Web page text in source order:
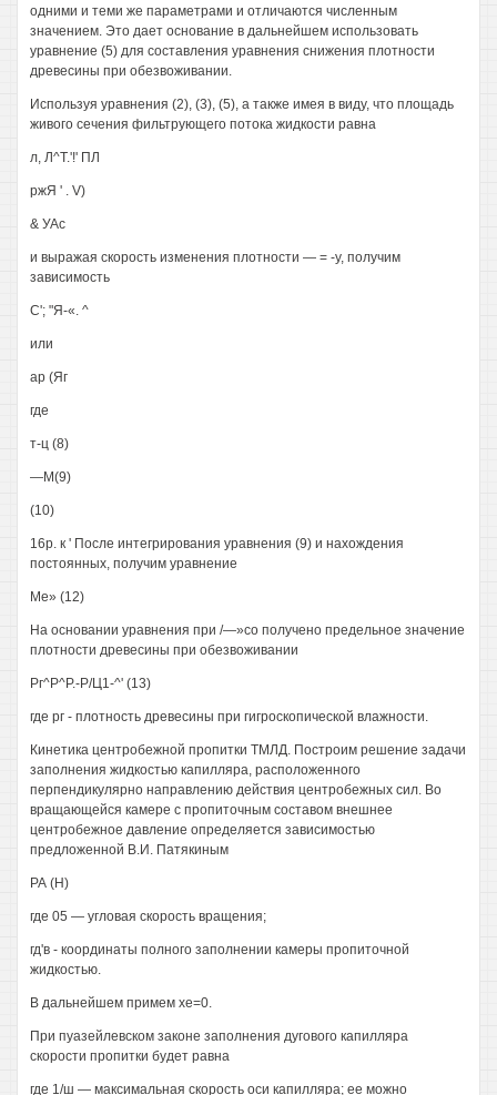
одними и теми же параметрами и отличаются численным
значением. Это дает основание в дальнейшем использовать
уравнение (5) для составления уравнения снижения плотности
древесины при обезвоживании.
Используя уравнения (2), (3), (5), а также имея в виду, что площадь
живого сечения фильтрующего потока жидкости равна
л, Л^Т.'!' ПЛ
ржЯ ' . V)
& УАс
и выражая скорость изменения плотности — = -у, получим
зависимость
С'; "Я-«. ^
или
ар (Яг
где
т-ц (8)
—М(9)
(10)
16р. к ' После интегрирования уравнения (9) и нахождения
постоянных, получим уравнение
Ме» (12)
На основании уравнения при /—»со получено предельное значение
плотности древесины при обезвоживании
Рг^Р^Р.-Р/Ц1-^' (13)
где рг - плотность древесины при гигроскопической влажности.
Кинетика центробежной пропитки ТМЛД. Построим решение задачи
заполнения жидкостью капилляра, расположенного
перпендикулярно направлению действия центробежных сил. Во
вращающейся камере с пропиточным составом внешнее
центробежное давление определяется зависимостью
предложенной В.И. Патякиным
РА (Н)
где 05 — угловая скорость вращения;
гд'в - координаты полного заполнении камеры пропиточной
жидкостью.
В дальнейшем примем хе=0.
При пуазейлевском законе заполнения дугового капилляра
скорости пропитки будет равна
где 1/ш — максимальная скорость оси капилляра; ее можно